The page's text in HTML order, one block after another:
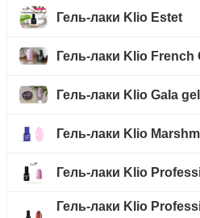
Гель-лаки Klio Estet
Гель-лаки Klio French
Гель-лаки Klio Gala gel
Гель-лаки Klio
Гель-лаки Klio
Гель-лаки Klio